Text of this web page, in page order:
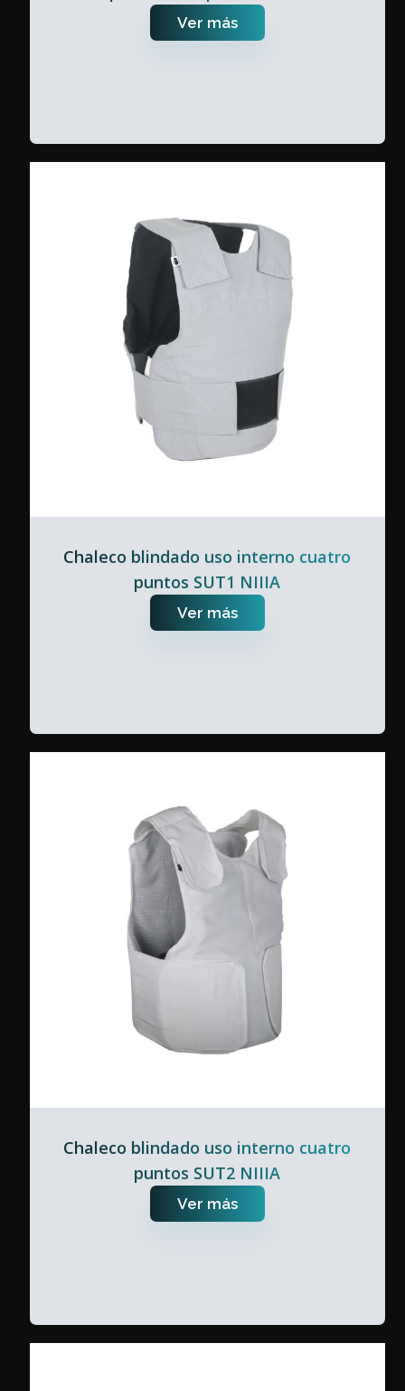
Ver más
Chaleco blindado uso interno cuatro
puntos SUT1 NIIIA
Ver más
Chaleco blindado uso interno cuatro
puntos SUT2 NIIIA
Ver más